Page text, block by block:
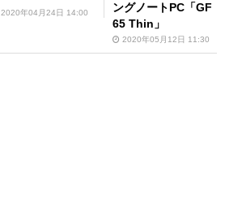
2020年04月24日 14:00
ングノートPC「GF
65 Thin」
2020年05月12日 11:30